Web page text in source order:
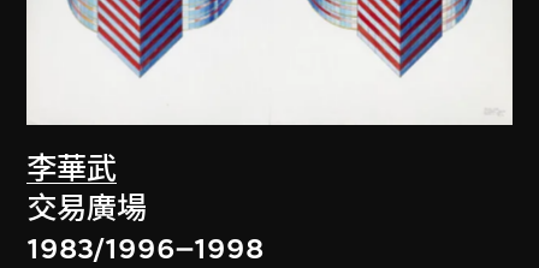
李華武
交易廣場
1983/1996–1998